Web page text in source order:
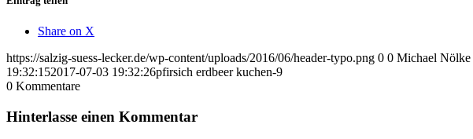
Share on X
https://salzig-suess-lecker.de/wp-content/uploads/2016/06/header-typo.png 0 0 Michael Nölke
19:32:152017-07-03 19:32:26pfirsich erdbeer kuchen-9
0 Kommentare
Hinterlasse einen Kommentar